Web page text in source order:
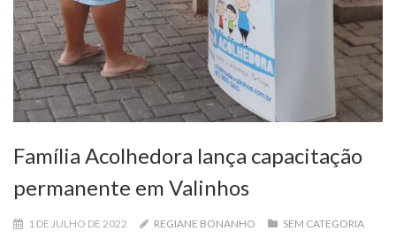
Família Acolhedora lança capacitação
permanente em Valinhos
1 DE JULHO DE 2022 REGIANE BONANHO SEM CATEGORIA